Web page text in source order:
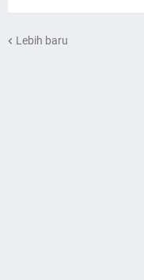
Lebih baru